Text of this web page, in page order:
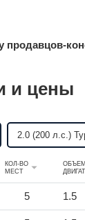
продавцов-
и цены
2.0 (200 л.с.)
КОЛ-ВО
МЕСТ
ОБЪЕМ
5 1.5